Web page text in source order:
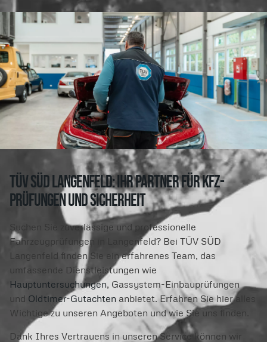
TÜV Süd Langenfeld: Ihr Partner für Kfz-
Prüfungen und Sicherheit
Suchen Sie zuverlässige und professionelle
Fahrzeugprüfungen in Langenfeld? Bei TÜV SÜD
Langenfeld finden Sie ein erfahrenes Team, das
umfassende Dienstleistungen wie
Hauptuntersuchungen, Gassystem-Einbauprüfungen
und Oldtimer-Gutachten anbietet. Erfahren Sie hier alles
Wichtige zu unseren Angeboten und wie Sie uns finden.
Dank Ihres Vertrauens in unseren Service können wir